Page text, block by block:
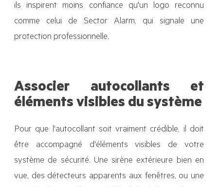
ils inspirent moins confiance qu'un logo reconnu
comme celui de Sector Alarm, qui signale une
protection professionnelle.
Associer autocollants et
éléments visibles du système
Pour que l'autocollant soit vraiment crédible, il doit
être accompagné d'éléments visibles de votre
système de sécurité. Une sirène extérieure bien en
vue, des détecteurs apparents aux fenêtres, ou une